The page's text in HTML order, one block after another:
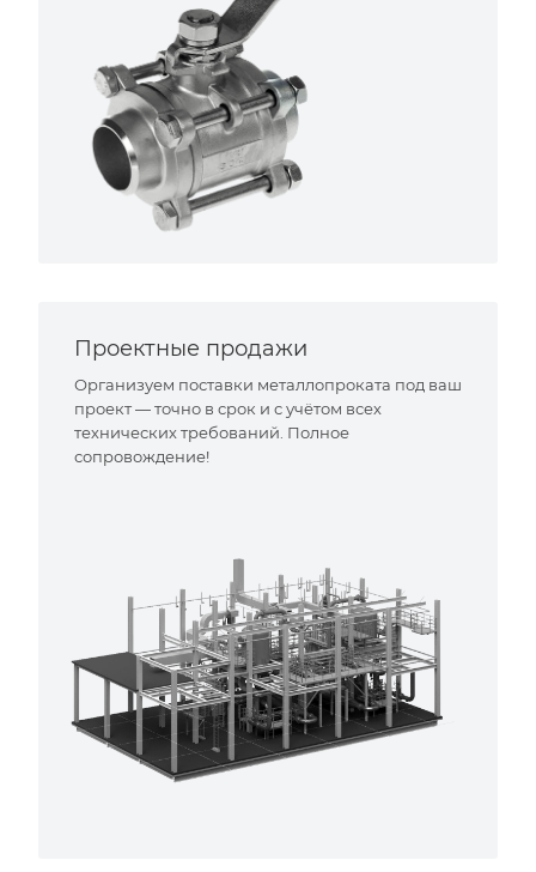
Проектные продажи
Организуем поставки металлопроката под ваш
проект — точно в срок и с учётом всех
технических требований. Полное
сопровождение!